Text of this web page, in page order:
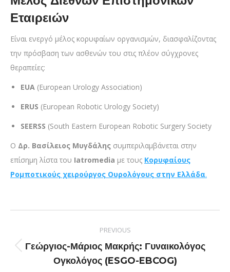
Εταιρειών
Είναι ενεργό μέλος κορυφαίων οργανισμών, διασφαλίζοντας
την πρόσβαση των ασθενών του στις πλέον σύγχρονες
θεραπείες:
EUA (European Urology Association)
ERUS (European Robotic Urology Society)
SEERSS (South Eastern European Robotic Surgery Society
Ο Δρ. Βασίλειος Μυγδάλης συμπεριλαμβάνεται στην
επίσημη λίστα του Iatromedia με τους Κορυφαίους
Ρομποτικούς χειρούργος Ουρολόγους στην Ελλάδα.
PREVIOUS
Γεώργιος-Μάριος Μακρής: Γυναικολόγος
Ογκολόγος (ESGO-EBCOG)